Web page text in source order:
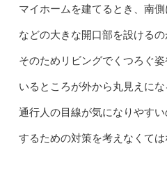
マイホームを建てるとき、南
などの大きな開口部を設けるの
そのためリビングでくつろぐ
いるところが外から丸見えにな
通行人の目線が気になりやす
するための対策を考えなくては